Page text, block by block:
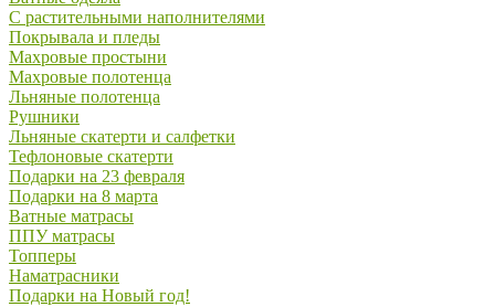
С растительными наполнителями
Покрывала и пледы
Махровые простыни
Махровые полотенца
Льняные полотенца
Рушники
Льняные скатерти и салфетки
Тефлоновые скатерти
Подарки на 23 февраля
Подарки на 8 марта
Ватные матрасы
ППУ матрасы
Топперы
Наматрасники
Подарки на Новый год!